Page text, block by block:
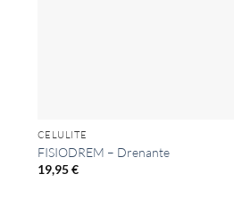
CELULITE
FISIODREM – Drenante
19,95€